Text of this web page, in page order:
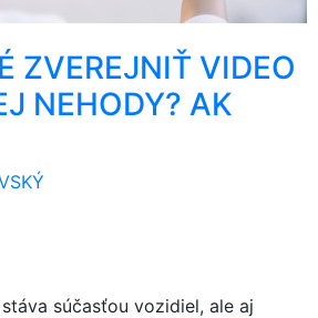
ZVEREJNIŤ VIDEO
NEHODY? AK
súčasťou vozidiel, ale aj